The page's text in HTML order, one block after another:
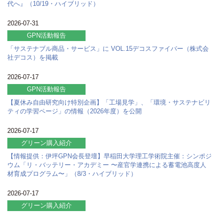
代へ』（10/19・ハイブリッド）
2026-07-31
GPN活動報告
「サステナブル商品・サービス」に VOL.15デコスファイバー（株式会
社デコス）を掲載
2026-07-17
GPN活動報告
【夏休み自由研究向け特別企画】「工場見学」、「環境・サステナビリ
ティの学習ページ」の情報（2026年度）を公開
2026-07-17
グリーン購入紹介
【情報提供：伊坪GPN会長登壇】早稲田大学理工学術院主催：シンポジ
ウム「リ・バッテリー・アカデミー 〜産官学連携による蓄電池高度人
材育成プログラム〜」（8/3・ハイブリッド）
2026-07-17
グリーン購入紹介